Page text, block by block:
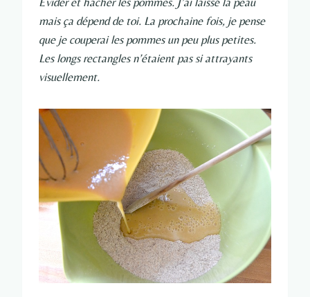
mais ça dépend de toi. La prochaine fois, je pense
que je couperai les pommes un peu plus petites.
Les longs rectangles n’étaient pas si attrayants
visuellement.